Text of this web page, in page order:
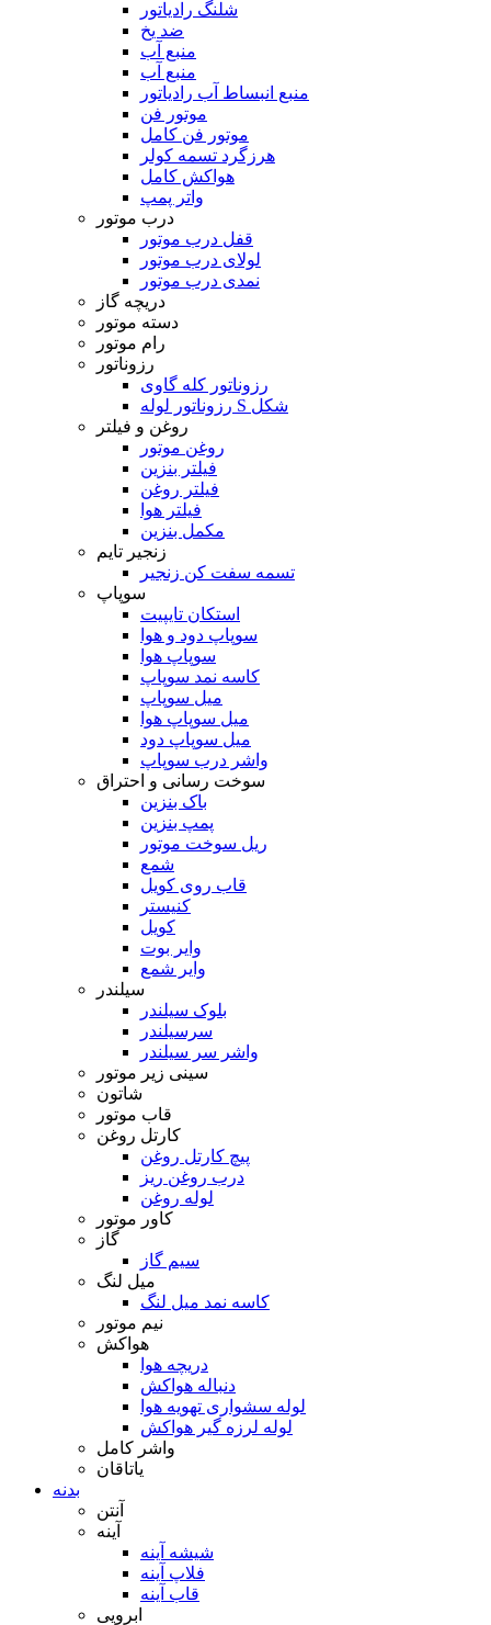
شلنگ رادیاتور
ضد یخ
منبع آب
منبع آب
منبع انبساط آب رادیاتور
موتور فن
موتور فن کامل
هرزگرد تسمه کولر
هواکش کامل
واتر پمپ
درب موتور
قفل درب موتور
لولای درب موتور
نمدی درب موتور
دریچه گاز
دسته موتور
رام موتور
رزوناتور
رزوناتور کله گاوی
رزوناتور لوله S شکل
روغن و فیلتر
روغن موتور
فیلتر بنزین
فیلتر روغن
فیلتر هوا
مکمل بنزین
زنجیر تایم
تسمه سفت کن زنجیر
سوپاپ
استکان تایپیت
سوپاپ دود و هوا
سوپاپ هوا
کاسه نمد سوپاپ
میل سوپاپ
میل سوپاپ هوا
میل سوپاپ دود
واشر درب سوپاپ
سوخت رسانی و احتراق
باک بنزین
پمپ بنزین
ریل سوخت موتور
شمع
قاب روی کویل
کنیستر
کویل
وایر بوت
وایر شمع
سیلندر
بلوک سیلندر
سرسیلندر
واشر سر سیلندر
سینی زیر موتور
شاتون
قاب موتور
کارتل روغن
پیچ کارتل روغن
درب روغن ریز
لوله روغن
کاور موتور
گاز
سیم گاز
میل لنگ
کاسه نمد میل لنگ
نیم موتور
هواکش
دریچه هوا
دنباله هواکش
لوله سشواری تهویه هوا
لوله لرزه گیر هواکش
واشر کامل
یاتاقان
بدنه
آنتن
آینه
شیشه آینه
فلاپ آینه
قاب آینه
ابرویی